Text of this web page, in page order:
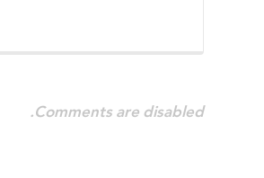
Comments are disabled.